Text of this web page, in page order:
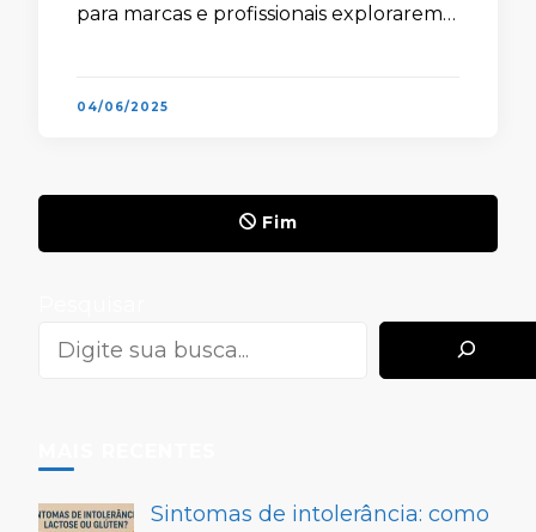
para marcas e profissionais explorarem
inovadora, a plataforma transforma a
04/06/2025
Fim
Sintomas de intolerância: como